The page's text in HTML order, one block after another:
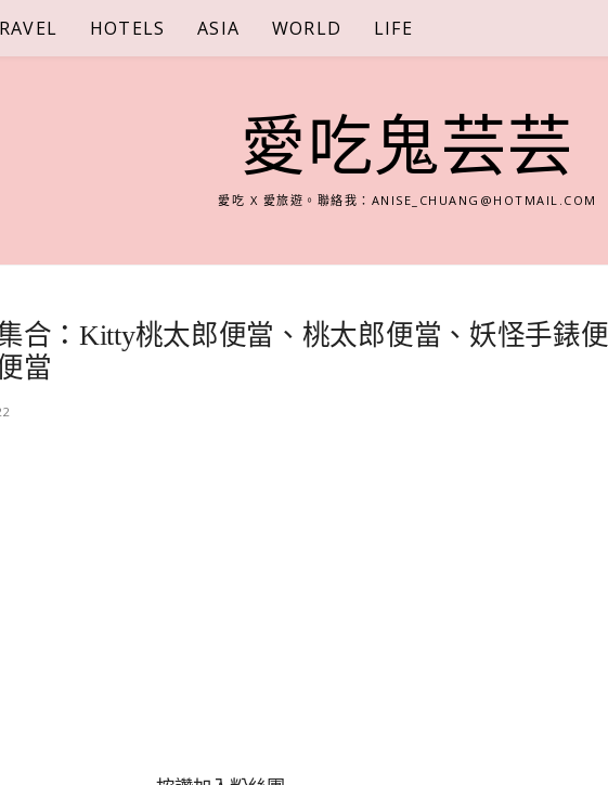
HOTELS ASIA WORLD LIFE
愛吃鬼芸芸
愛吃 X 愛旅遊。聯絡我： ANISE_CHUANG@HOTMAIL.COM
合：Kitty桃太郎便當、桃太郎便當、妖怪手錶便
當